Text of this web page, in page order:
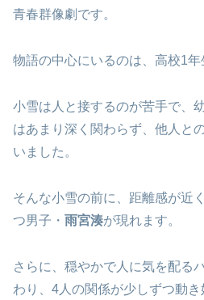
青春群像劇です。
物語の中心にいるのは、高校1年
小雪は人と接するのが苦手で、
はあまり深く関わらず、他人と
いました。
そんな小雪の前に、距離感が近
つ男子・ 雨宮湊が現れます。
さらに、穏やかで人に気を配る
わり、4人の関係が少しずつ動き